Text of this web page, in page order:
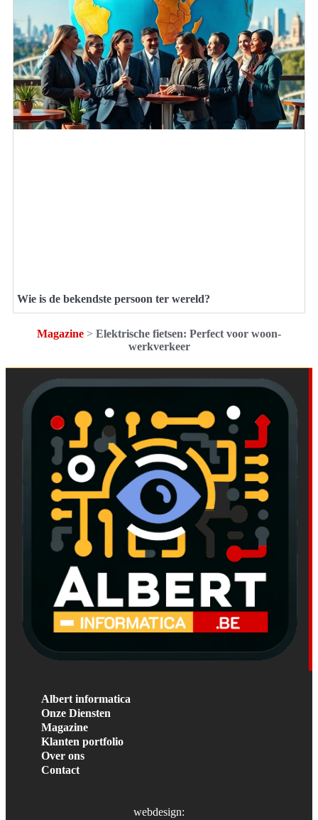
Wie is de bekendste persoon ter wereld?
Magazine > Elektrische fietsen: Perfect voor woon-
werkverkeer
Albert informatica
Onze Diensten
Magazine
Klanten portfolio
Over ons
Contact
webdesign: